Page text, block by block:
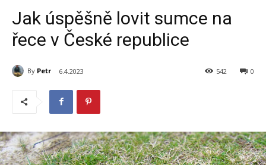
Jak úspěšně lovit sumce na
řece v České republice
By Petr 6.4.2023 0
542